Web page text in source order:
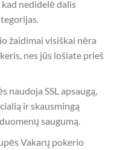
nedidelė dalis
žaidimai visiškai nėra
nes jūs lošiate prieš
naudoja SSL apsaugą,
ir skausmingą
saugumą.
Vakarų pokerio